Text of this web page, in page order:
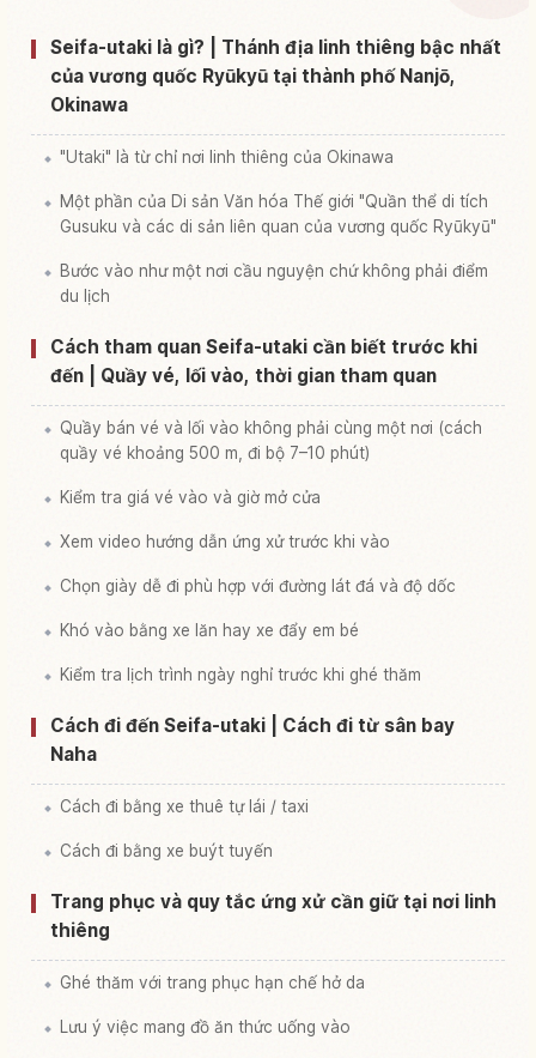
Tìm trải nghiệm tại Saijou Ontake↗
Seifa-utaki là gì? | Thánh địa linh thiêng bậc nhất
của vương quốc Ryūkyū tại thành phố Nanjō,
Okinawa
"Utaki" là từ chỉ nơi linh thiêng của Okinawa
Một phần của Di sản Văn hóa Thế giới "Quần thể di tích
Gusuku và các di sản liên quan của vương quốc Ryūkyū"
Bước vào như một nơi cầu nguyện chứ không phải điểm
du lịch
Cách tham quan Seifa-utaki cần biết trước khi
đến | Quầy vé, lối vào, thời gian tham quan
Quầy bán vé và lối vào không phải cùng một nơi (cách
quầy vé khoảng 500 m, đi bộ 7–10 phút)
Kiểm tra giá vé vào và giờ mở cửa
Xem video hướng dẫn ứng xử trước khi vào
Chọn giày dễ đi phù hợp với đường lát đá và độ dốc
Khó vào bằng xe lăn hay xe đẩy em bé
Kiểm tra lịch trình ngày nghỉ trước khi ghé thăm
Cách đi đến Seifa-utaki | Cách đi từ sân bay
Naha
Cách đi bằng xe thuê tự lái / taxi
Cách đi bằng xe buýt tuyến
Trang phục và quy tắc ứng xử cần giữ tại nơi linh
thiêng
Ghé thăm với trang phục hạn chế hở da
Lưu ý việc mang đồ ăn thức uống vào